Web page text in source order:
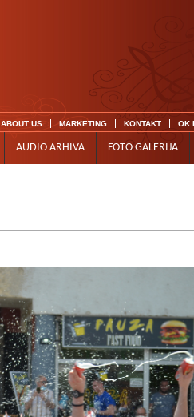
ABOUT US MARKETING KONTAKT OK
AUDIO ARHIVA FOTO GALERIJA